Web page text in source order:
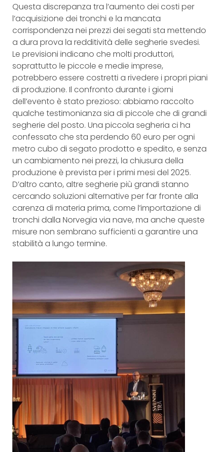
Questa discrepanza tra l’aumento dei costi per
l’acquisizione dei tronchi e la mancata
corrispondenza nei prezzi dei segati sta mettendo
a dura prova la redditività delle segherie svedesi.
Le previsioni indicano che molti produttori,
soprattutto le piccole e medie imprese,
potrebbero essere costretti a rivedere i propri piani
di produzione. Il confronto durante i giorni
dell’evento è stato prezioso: abbiamo raccolto
qualche testimonianza sia di piccole che di grandi
segherie del posto. Una piccola segheria ci ha
confessato che sta perdendo 60 euro per ogni
metro cubo di segato prodotto e spedito, e senza
un cambiamento nei prezzi, la chiusura della
produzione è prevista per i primi mesi del 2025.
D’altro canto, altre segherie più grandi stanno
cercando soluzioni alternative per far fronte alla
carenza di materia prima, come l’importazione di
tronchi dalla Norvegia via nave, ma anche queste
misure non sembrano sufficienti a garantire una
stabilità a lungo termine.